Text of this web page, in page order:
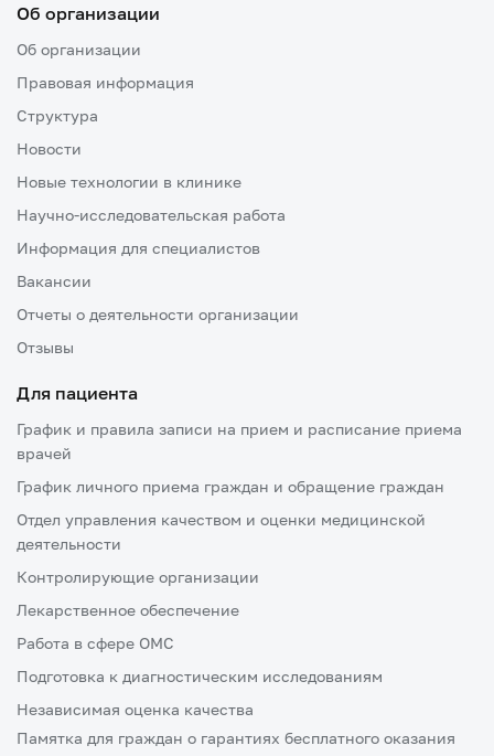
Об организации
Об организации
Правовая информация
Структура
Новости
Новые технологии в клинике
Научно-исследовательская работа
Информация для специалистов
Вакансии
Отчеты о деятельности организации
Отзывы
Для пациента
График и правила записи на прием и расписание приема
врачей
График личного приема граждан и обращение граждан
Отдел управления качеством и оценки медицинской
деятельности
Контролирующие организации
Лекарственное обеспечение
Работа в сфере ОМС
Подготовка к диагностическим исследованиям
Независимая оценка качества
Памятка для граждан о гарантиях бесплатного оказания